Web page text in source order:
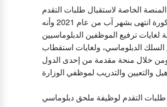
الخاصة لاستقبال طلبات التقدم
لوظيفة محلق دبلوماسي إلكترونيا، موضحة أن المشروع الممول من المنظمة المذكورة انتهى بشهر آب من عام 2021 وأنه
لغايات ترفيع الموظفين الدبلوماسيين
الدبلوماسي، ولغايات استقطاب
ومن خلال منحة مقدمة من إحدى الدول
طلبات التقدم لوظيفة ملحق دبلوماسي